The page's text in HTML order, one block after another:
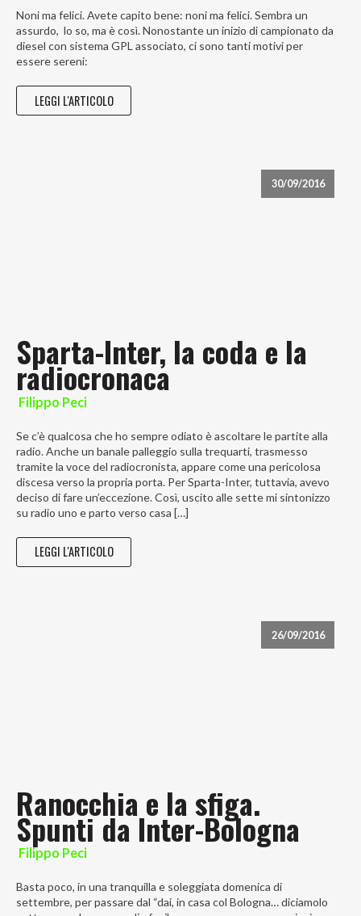
Noni ma felici. Avete capito bene: noni ma felici. Sembra un
assurdo, lo so, ma è così. Nonostante un inizio di campionato da
diesel con sistema GPL associato, ci sono tanti motivi per
essere sereni:
LEGGI L'ARTICOLO
30/09/2016
Sparta-Inter, la coda e la
radiocronaca
Filippo Peci
Se c’è qualcosa che ho sempre odiato è ascoltare le partite alla
radio. Anche un banale palleggio sulla trequarti, trasmesso
tramite la voce del radiocronista, appare come una pericolosa
discesa verso la propria porta. Per Sparta-Inter, tuttavia, avevo
deciso di fare un’eccezione. Così, uscito alle sette mi sintonizzo
su radio uno e parto verso casa […]
LEGGI L'ARTICOLO
26/09/2016
Ranocchia e la sfiga.
Spunti da Inter-Bologna
Filippo Peci
Basta poco, in una tranquilla e soleggiata domenica di
settembre, per passare dal “dai, in casa col Bologna… diciamolo